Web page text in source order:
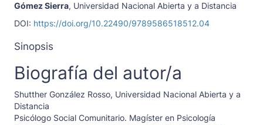
Gómez Sierra, Universidad Nacional Abierta y a Distancia
DOI: https://doi.org/10.22490/9789586518512.04
Sinopsis
Biografía del autor/a
Shutther González Rosso, Universidad Nacional Abierta y a
Distancia
Psicólogo Social Comunitario. Magíster en Psicología